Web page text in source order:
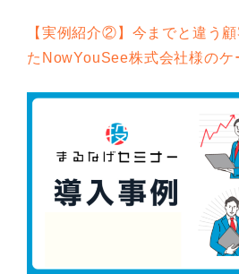
【実例紹介②】今までと違う
たNowYouSee株式会社様のケ